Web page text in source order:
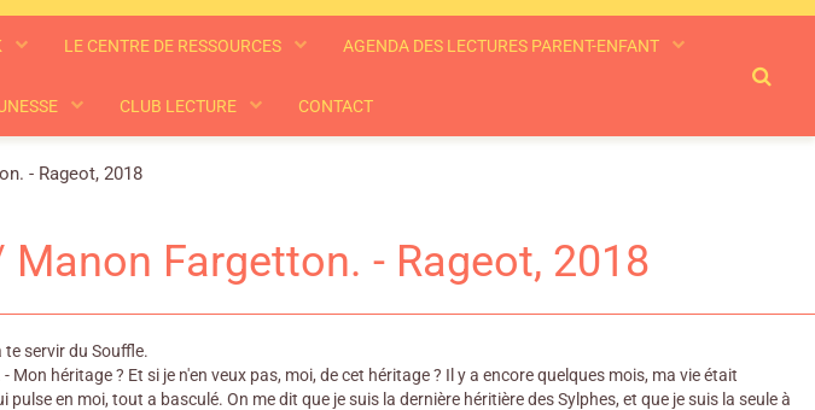
LE CENTRE DE RESSOURCES AGENDA DES LECTURES PARENT-ENFANT
CLUB LECTURE CONTACT
- Rageot, 2018
Fargetton. - Rageot, 2018
servir du Souffle.
héritage ? Et si je n'en veux pas, moi, de cet héritage ? Il y a encore quelques mois, ma vie était
en moi, tout a basculé. On me dit que je suis la dernière héritière des Sylphes, et que je suis la seule à